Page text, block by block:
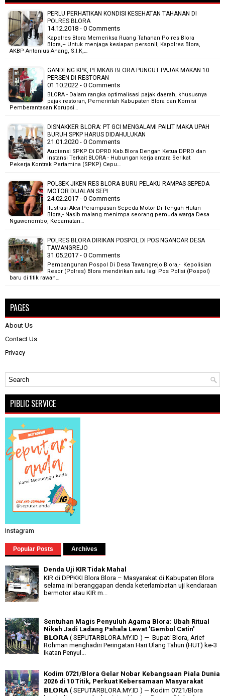
PERLU PERHATIKAN KONDISI KESEHATAN TAHANAN DI
POLRES BLORA
14.12.2018 - 0 Comments
Kapolres Blora Memeriksa Ruang Tahanan Polres Blora
Blora,– Untuk menjaga kesiapan personil, Kapolres Blora,
AKBP Antonius Anang, S.I.K,…
GANDENG KPK, PEMKAB BLORA PUNGUT PAJAK MAKAN 10
PERSEN DI RESTORAN
01.10.2022 - 0 Comments
BLORA - Dalam rangka optimalisasi pajak daerah, khususnya
pajak restoran, Pemerintah Kabupaten Blora dan Komisi
Pemberantasan Korupsi…
DISNAKKER BLORA: PT GCI MENGALAMI PAILIT MAKA UPAH
BURUH SPKP HARUS DIDAHULUKAN
21.01.2020 - 0 Comments
Audiensi SPKP Di DPRD Kab.Blora Dengan Ketua DPRD dan
Instansi Terkait BLORA - Hubungan kerja antara Serikat
Pekerja Kontrak Pertamina (SPKP) Cepu…
POLSEK JIKEN RES BLORA BURU PELAKU RAMPAS SEPEDA
MOTOR DIJALAN SEPI
24.02.2017 - 0 Comments
Ilustrasi Aksi Perampasan Sepeda Motor Di Tengah Hutan
Blora,- Nasib malang menimpa seorang pemuda warga Desa
Ngawenombo, Kecamatan…
POLRES BLORA DIRIKAN POSPOL DI POS NGANCAR DESA
TAWANGREJO
31.05.2017 - 0 Comments
Pembangunan Pospol Di Desa Tawangrejo Blora,- Kepolisian
Resor (Polres) Blora mendirikan satu lagi Pos Polisi (Pospol)
baru di titik rawan…
PAGES
About Us
Contact Us
Privacy
PIBLIC SERVICE
Instagram
Popular Posts Archives
Denda Uji KIR Tidak Mahal
KIR di DPPKKI Blora Blora – Masyarakat di Kabupaten Blora
selama ini beranggapan denda keterlambatan uji kendaraan
bermotor atau KIR m...
Sentuhan Magis Penyuluh Agama Blora: Ubah Ritual
Nikah Jadi Ladang Pahala Lewat 'Gembol Catin'
𝗕𝗟𝗢𝗥𝗔 ( SEPUTARBLORA.MY.ID ) — Bupati Blora, Arief
Rohman menghadiri Peringatan Hari Ulang Tahun (HUT) ke-3
Ikatan Penyul...
Kodim 0721/Blora Gelar Nobar Kebangsaan Piala Dunia
2026 di 10 Titik, Perkuat Kebersamaan Masyarakat
𝗕𝗟𝗢𝗥𝗔 ( SEPUTARBLORA.MY.ID ) — Kodim 0721/Blora